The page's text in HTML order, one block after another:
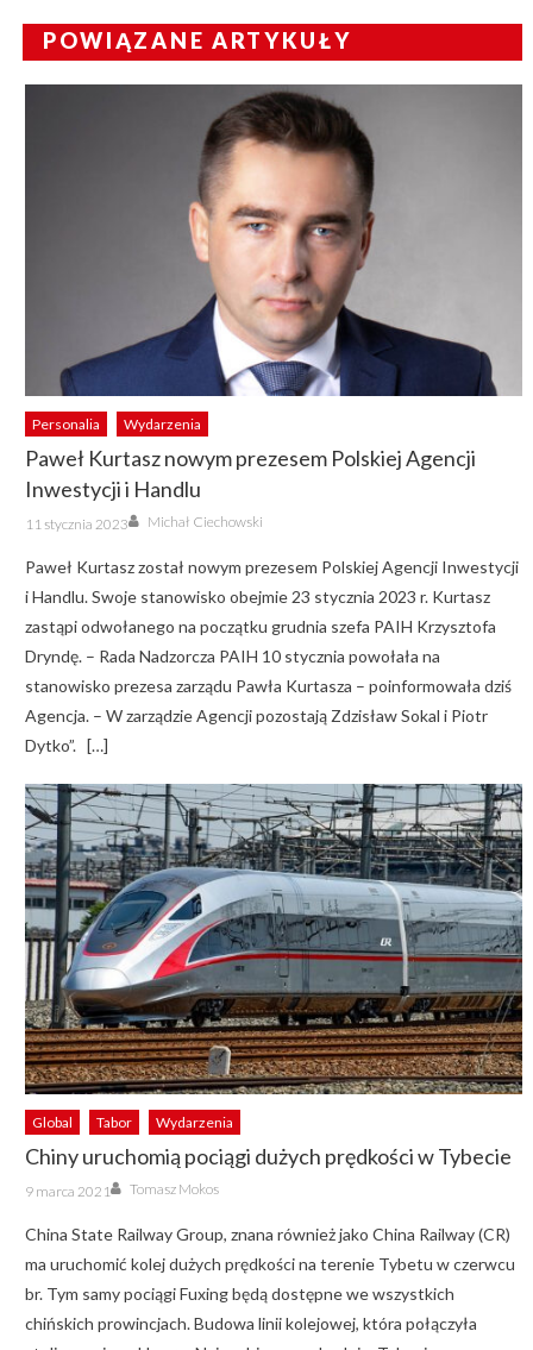
POWIĄZANE ARTYKUŁY
Personalia Wydarzenia
Paweł Kurtasz nowym prezesem Polskiej Agencji
Inwestycji i Handlu
Posted
on
11 stycznia 2023 Author
Michał Ciechowski
Paweł Kurtasz został nowym prezesem Polskiej Agencji Inwestycji
i Handlu. Swoje stanowisko obejmie 23 stycznia 2023 r. Kurtasz
zastąpi odwołanego na początku grudnia szefa PAIH Krzysztofa
Dryndę. – Rada Nadzorcza PAIH 10 stycznia powołała na
stanowisko prezesa zarządu Pawła Kurtasza – poinformowała dziś
Agencja. – W zarządzie Agencji pozostają Zdzisław Sokal i Piotr
Dytko”. […]
Global Tabor Wydarzenia
Chiny uruchomią pociągi dużych prędkości w Tybecie
Posted
on
9 marca 2021 Author
Tomasz Mokos
China State Railway Group, znana również jako China Railway (CR)
ma uruchomić kolej dużych prędkości na terenie Tybetu w czerwcu
br. Tym samy pociągi Fuxing będą dostępne we wszystkich
chińskich prowincjach. Budowa linii kolejowej, która połączyła